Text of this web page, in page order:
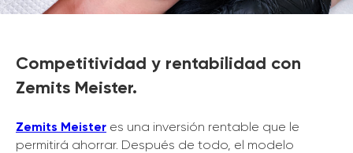
Competitividad y rentabilidad con
Zemits Meister.
Zemits Meister es una inversión rentable que le
permitirá ahorrar. Después de todo, el modelo